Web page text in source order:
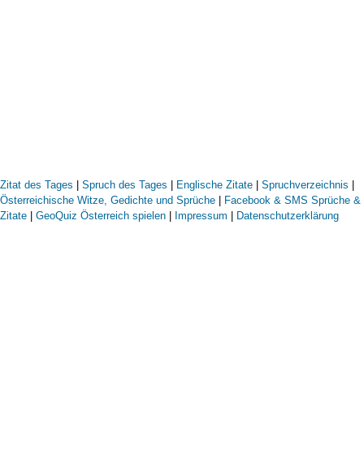
Zitat des Tages | Spruch des Tages | Englische Zitate | Spruchverzeichnis |
Österreichische Witze, Gedichte und Sprüche | Facebook & SMS Sprüche &
Zitate | GeoQuiz Österreich spielen | Impressum | Datenschutzerklärung